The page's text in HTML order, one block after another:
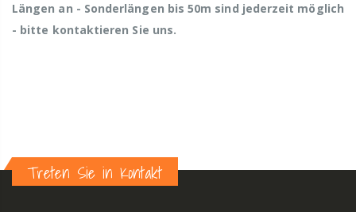
Längen an - Sonderlängen bis 50m sind jederzeit möglich
- bitte kontaktieren Sie uns.
Treten Sie in Kontakt